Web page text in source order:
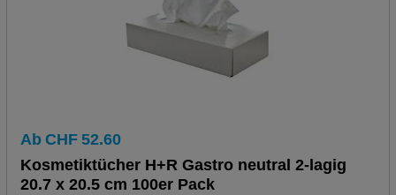
Ab CHF 52.60
Kosmetiktücher H+R Gastro neutral 2-lagig
20.7 x 20.5 cm 100er Pack